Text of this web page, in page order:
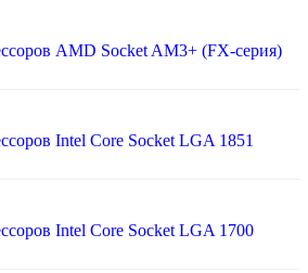
AMD Socket AM3+ (FX-серия)
Intel Core Socket LGA 1851
Intel Core Socket LGA 1700